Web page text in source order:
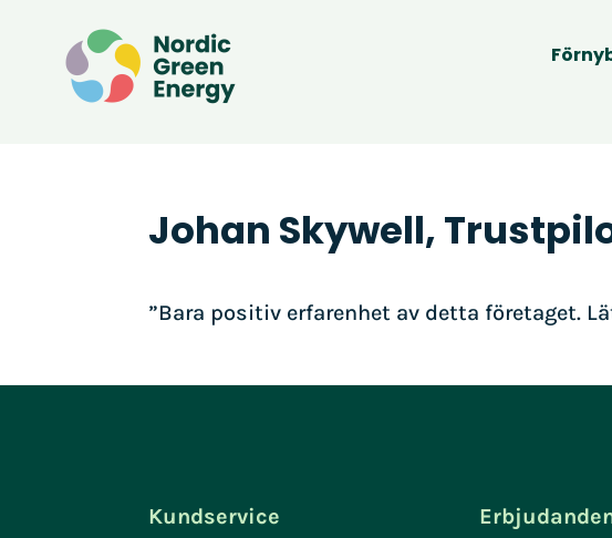
Johan Skywell,
”Bara positiv erfarenhet av detta företaget.
Kundservice